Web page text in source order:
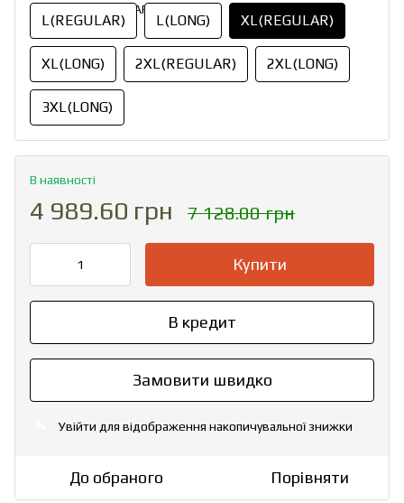
L(REGULAR) L(LONG) XL(REGULAR)
XL(LONG) 2XL(REGULAR) 2XL(LONG)
3XL(LONG)
В наявності
4 989.60 грн 7 128.00 грн
Купити
В кредит
Замовити швидко
Увійти для відображення накопичувальної знижки
До обраного Порівняти